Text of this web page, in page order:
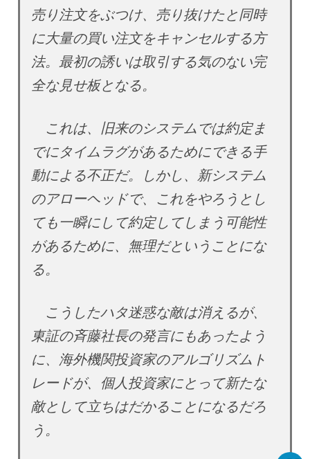
売り注文をぶつけ、売り抜けたと同時
に大量の買い注文をキャンセルする方
法。最初の誘いは取引する気のない完
全な見せ板となる。
これは、旧来のシステムでは約定ま
でにタイムラグがあるためにできる手
動による不正だ。しかし、新システム
のアローヘッドで、これをやろうとし
ても一瞬にして約定してしまう可能性
があるために、無理だということにな
る。
こうしたハタ迷惑な敵は消えるが、
東証の斉藤社長の発言にもあったよう
に、海外機関投資家のアルゴリズムト
レードが、個人投資家にとって新たな
敵として立ちはだかることになるだろ
う。